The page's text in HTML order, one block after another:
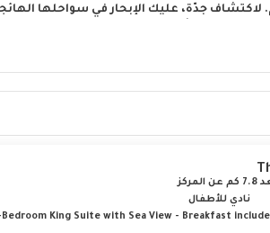
جدّة، عليك الإبحار في سواحلها
الفاخرة، ولا ننسى ذكر جمال ومثالية
نادي للأطفال
King Suite with Sea View - Breakfast